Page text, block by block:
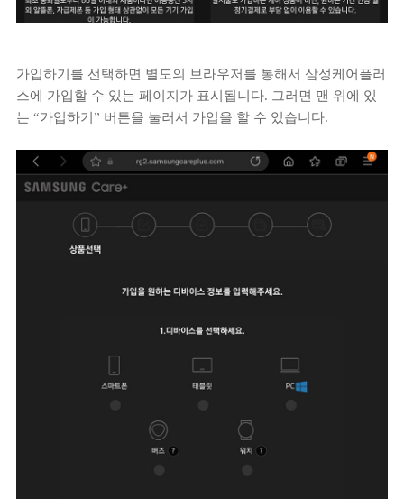
가입하기를 선택하면 별도의 브라우저를 통해서 삼성케어플러
스에 가입할 수 있는 페이지가 표시됩니다. 그러면 맨 위에 있
는 “가입하기” 버튼을 눌러서 가입을 할 수 있습니다.